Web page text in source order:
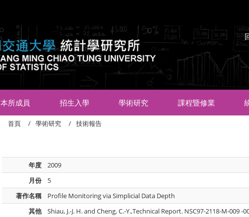
本所成員 招生入學 學術研究 課程暨修業
首頁 學術研究 技術報告
年度
2009
月份
5
著作名稱
Profile Monitoring via Simplicial Data Depth
其他
Shiau, J.-J. H. and Cheng, C.-Y.,Technical Report. NSC97-2118-M-009 -